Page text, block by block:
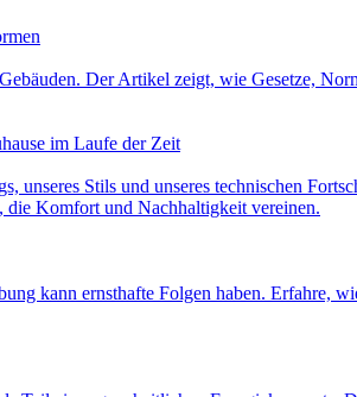
Der Artikel zeigt, wie Gesetze,
im Laufe der Zeit
unseres Stils und unseres technischen
die Komfort und Nachhaltigkeit vereinen.
kann ernsthafte Folgen haben. Erfahre,